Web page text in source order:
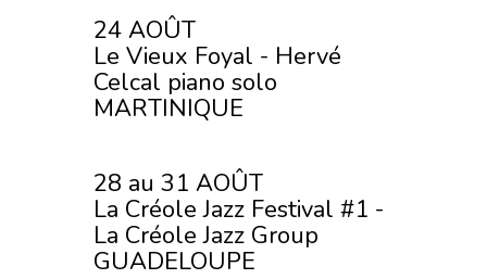
24 AOÛT
Le Vieux Foyal - Hervé
Celcal piano solo
MARTINIQUE
28 au 31 AOÛT
La Créole Jazz Festival #1 -
La Créole Jazz Group
GUADELOUPE